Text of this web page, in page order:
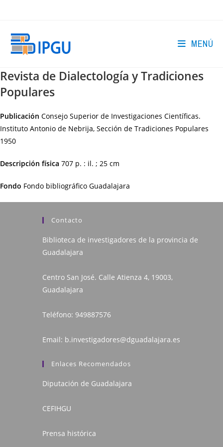
MENÚ
Revista de Dialectología y Tradiciones
Populares
Publicación Consejo Superior de Investigaciones Científicas.
Instituto Antonio de Nebrija, Sección de Tradiciones Populares
1950
Descripción física 707 p. : il. ; 25 cm
Fondo Fondo bibliográfico Guadalajara
Contacto
Biblioteca de investigadores de la provincia de
Guadalajara
Centro San José. Calle Atienza 4, 19003,
Guadalajara
Teléfono: 949887576
Email: b.investigadores@dguadalajara.es
Enlaces Recomendados
Diputación de Guadalajara
CEFIHGU
Prensa histórica